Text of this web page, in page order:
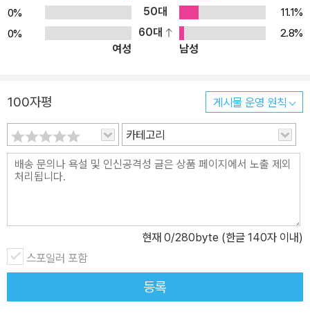
0%
50대
11.1%
0%
60대
2.8%
여성
남성
100자평 게시물 운영 원칙
카테고리
현재 0/280byte (한글 140자 이내)
스포일러 포함
등록